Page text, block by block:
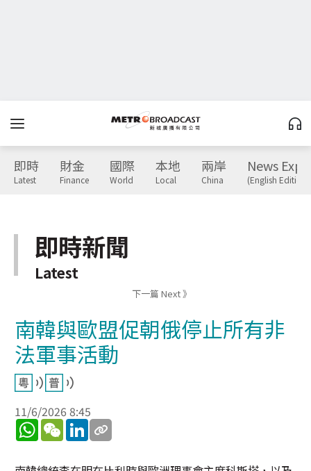
即時
Latest
財金
Finance
國際
World
本地
Local
兩岸
China
News
(English Edition)
即時新聞
Latest
下一篇 Next 》
南韓與歐盟促朝俄停止所有非
法軍事活動
11/6/2026 8:45
WhatsApp
WeChatLinkedIn